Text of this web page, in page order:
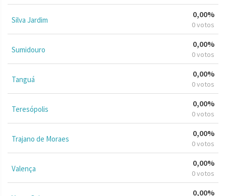
Silva Jardim
0,00%
0 votos
Sumidouro
0,00%
0 votos
Tanguá
0,00%
0 votos
Teresópolis
0,00%
0 votos
Trajano de Moraes
0,00%
0 votos
Valença
0,00%
0 votos
0,00%